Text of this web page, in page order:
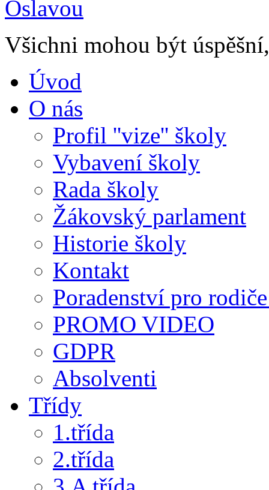
Všichni mohou být
Úvod
O nás
Profil ''vize'' školy
Vybavení školy
Rada školy
Žákovský parlament
Historie školy
Kontakt
Poradenství pro
PROMO VIDEO
GDPR
Absolventi
Třídy
1.třída
2.třída